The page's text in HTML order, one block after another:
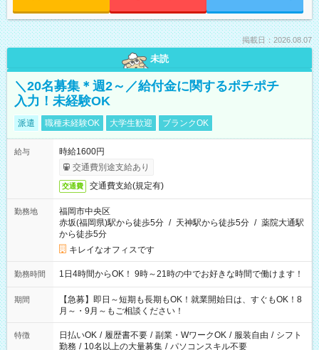
掲載日：2026.08.07
未読
＼20名募集＊週2～／給付金に関するポチポチ
入力！未経験OK
派遣 職種未経験OK 大学生歓迎 ブランクOK
給与
時給1600円
交通費別途支給あり
交通費 交通費支給(規定有)
勤務地
福岡市中央区
赤坂(福岡県)駅から徒歩5分 / 天神駅から徒歩5分 / 薬院大通駅
から徒歩5分
キレイなオフィスです
勤務時間 1日4時間からOK！ 9時～21時の中でお好きな時間で働けます！
期間
【急募】即日～短期も長期もOK！就業開始日は、すぐもOK！8
月～・9月～もご相談ください！
特徴 日払いOK / 履歴書不要 / 副業・WワークOK / 服装自由 / シフト
勤務 / 10名以上の大量募集 / パソコンスキル不要